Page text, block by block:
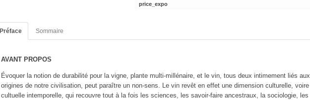
price_expo
Préface Sommaire
AVANT PROPOS
Évoquer la notion de durabilité pour la vigne, plante multi-millénaire, et le vin, tous deux intimement liés aux
origines de notre civilisation, peut paraître un non-sens. Le vin revêt en effet une dimension culturelle, voire
cultuelle intemporelle, qui recouvre tout à la fois les sciences, les savoir-faire ancestraux, la sociologie, les